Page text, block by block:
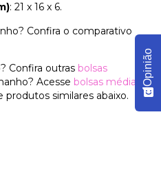
: 21 x 16 x 6.
Confira o comparativo
Confira outras bolsas
Acesse bolsas médias
produtos similares abaixo.
Opinião